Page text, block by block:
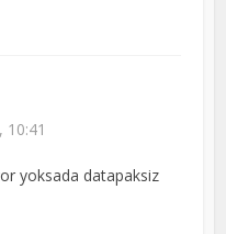
10:41
yoksada datapaksiz